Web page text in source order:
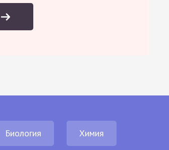
Биология Химия